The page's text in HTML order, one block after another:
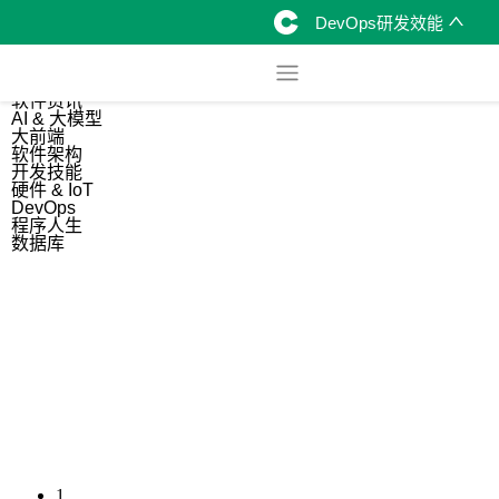
DevOps研发效能
软件资讯
AI & 大模型
大前端
软件架构
开发技能
硬件 & IoT
DevOps
程序人生
数据库
1